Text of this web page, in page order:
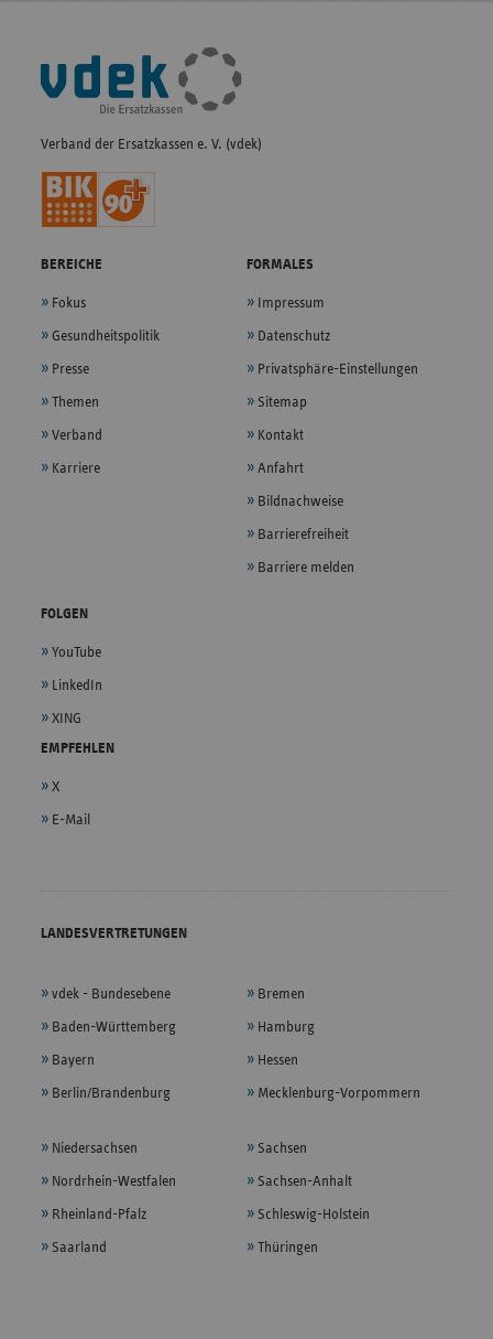
Fußleisten-
Navigation
Verband der Ersatzkassen e. V. (vdek)
BEREICHE
Fokus
Gesundheitspolitik
Presse
Themen
Verband
Karriere
FORMALES
Impressum
Datenschutz
Privatsphäre-Einstellungen
Sitemap
Kontakt
Anfahrt
Bildnachweise
Barrierefreiheit
Barriere melden
FOLGEN
YouTube
LinkedIn
XING
EMPFEHLEN
X
E-Mail
LANDESVERTRETUNGEN
vdek - Bundesebene
Baden-Württemberg
Bayern
Berlin/Brandenburg
Bremen
Hamburg
Hessen
Mecklenburg-Vorpommern
Niedersachsen
Nordrhein-Westfalen
Rheinland-Pfalz
Saarland
Sachsen
Sachsen-Anhalt
Schleswig-Holstein
Thüringen